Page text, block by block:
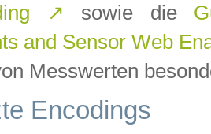
↗ sowie die
and Sensor Web
Messwerten
Encodings